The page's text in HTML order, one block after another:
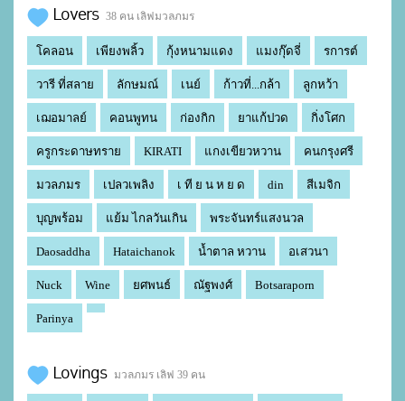
Lovers 38 คน เลิฟมวลภมร
โคลอน เพียงพลิ้ว กุ้งหนามแดง แมงกุ๊ดจี่ รการต์
วารี ที่สลาย ลักษมณ์ เนย์ ก้าวที่...กล้า ลูกหว้า
เฌอมาลย์ คอนพูทน ก่องกิก ยาแก้ปวด กิ่งโศก
ครูกระดาษทราย KIRATI แกงเขียวหวาน คนกรุงศรี
มวลภมร เปลวเพลิง เ ที ย น ห ย ด din สีเมจิก
บุญพร้อม แย้ม ไกลวันเกิน พระจันทร์แสงนวล
Daosaddha Hataichanok น้ำตาล หวาน อเสวนา
Nuck Wine ยศพนธ์ ณัฐพงศ์ Botsaraporn
Parinya
Lovings มวลภมร เลิฟ 39 คน